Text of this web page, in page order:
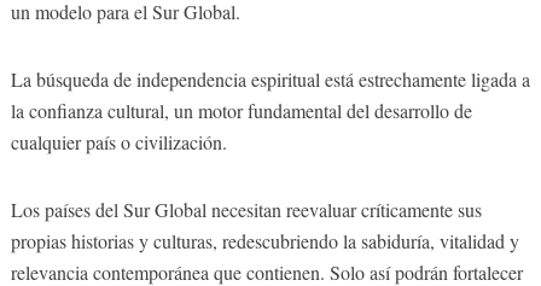
un modelo para el Sur Global.
La búsqueda de independencia espiritual está estrechamente ligada a
la confianza cultural, un motor fundamental del desarrollo de
cualquier país o civilización.
Los países del Sur Global necesitan reevaluar críticamente sus
propias historias y culturas, redescubriendo la sabiduría, vitalidad y
relevancia contemporánea que contienen. Solo así podrán fortalecer